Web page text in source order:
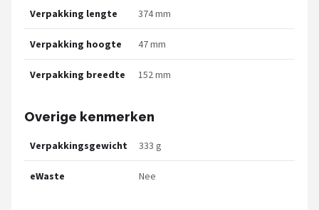
Verpakking lengte 374 mm
Verpakking hoogte 47 mm
Verpakking breedte 152 mm
Overige kenmerken
Verpakkingsgewicht 333 g
eWaste Nee